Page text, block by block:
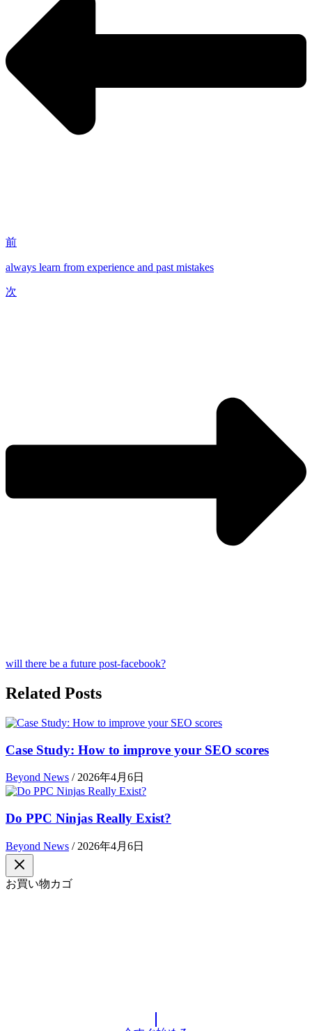
前
always learn from experience and past mistakes
次
will there be a future post-facebook?
Related Posts
Case Study: How to improve your SEO scores
Beyond News / 2026年4月6日
Do PPC Ninjas Really Exist?
Beyond News / 2026年4月6日
お買い物カゴ